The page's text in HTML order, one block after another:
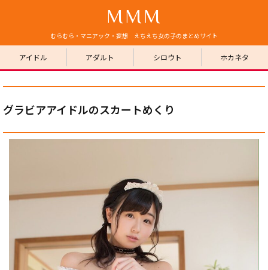
MMM
むらむら・マニアック・妄想 えちえち女の子のまとめサイト
アイドル アダルト シロウト ホカネタ
グラビアアイドルのスカートめくり